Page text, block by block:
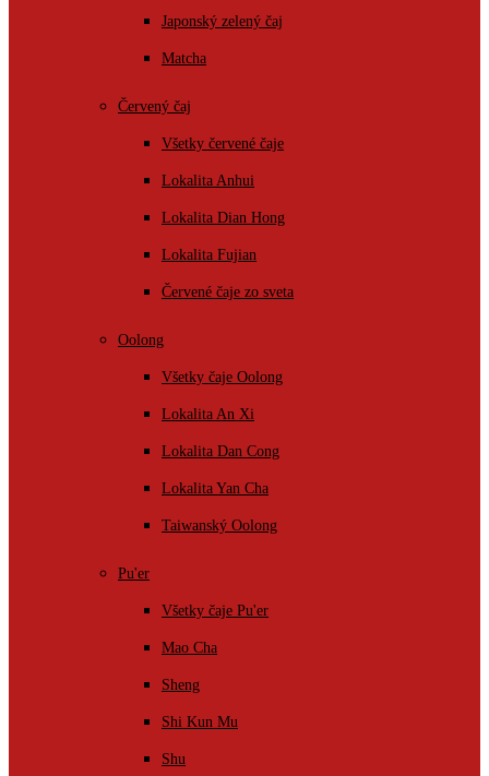
Japonský zelený čaj
Matcha
Červený čaj
Všetky červené čaje
Lokalita Anhui
Lokalita Dian Hong
Lokalita Fujian
Červené čaje zo sveta
Oolong
Všetky čaje Oolong
Lokalita An Xi
Lokalita Dan Cong
Lokalita Yan Cha
Taiwanský Oolong
Pu'er
Všetky čaje Pu'er
Mao Cha
Sheng
Shi Kun Mu
Shu